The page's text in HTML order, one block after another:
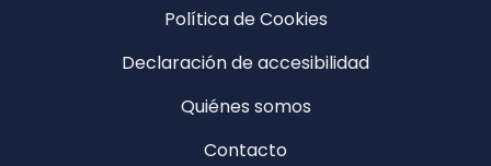
Política de Cookies
Declaración de accesibilidad
Quiénes somos
Contacto